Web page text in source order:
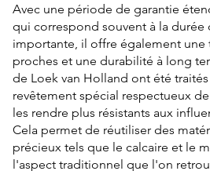
Avec une période de garantie
qui correspond souvent à la durée
importante, il offre également
proches et une durabilité à long
de Loek van Holland ont été
revêtement spécial respectueux
les rendre plus résistants aux
Cela permet de réutiliser des
précieux tels que le calcaire et le
l'aspect traditionnel que l'on